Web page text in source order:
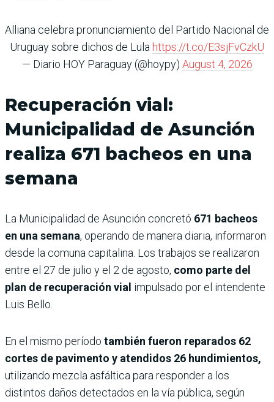
Alliana celebra pronunciamiento del Partido Nacional de
Uruguay sobre dichos de Lula https://t.co/E3sjFvCzkU
— Diario HOY Paraguay (@hoypy) August 4, 2026
Recuperación vial:
Municipalidad de Asunción
realiza 671 bacheos en una
semana
La Municipalidad de Asunción concretó 671 bacheos
en una semana, operando de manera diaria, informaron
desde la comuna capitalina. Los trabajos se realizaron
entre el 27 de julio y el 2 de agosto, como parte del
plan de recuperación vial impulsado por el intendente
Luis Bello.
En el mismo período también fueron reparados 62
cortes de pavimento y atendidos 26 hundimientos,
utilizando mezcla asfáltica para responder a los
distintos daños detectados en la vía pública, según